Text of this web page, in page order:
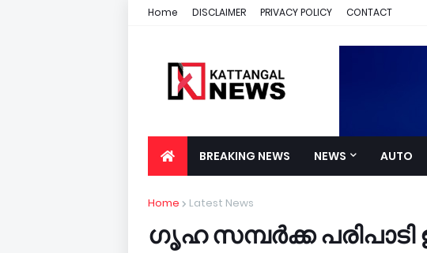
Home DISCLAIMER PRIVACY POLICY CONTACT
BREAKING NEWS NEWS AUTO
Home Latest News
ഗൃഹ സമ്പർക്ക